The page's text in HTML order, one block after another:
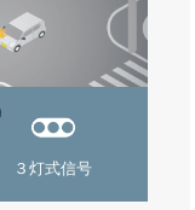
３灯式信号